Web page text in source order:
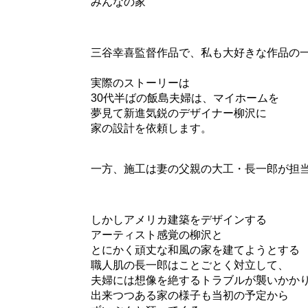
三谷幸喜監督作品で、私も大好きな作品の一
実際のストーリーは
30代半ばの飯島夫婦は、マイホームを
夢見て新進気鋭のデザイナー柳沢に
家の設計を依頼します。
一方、施工は妻の父親の大工・長一郎が担
しかしアメリカ建築をデザインする
アーティスト感覚の柳沢と
とにかく頑丈な和風の家を建てようとする
職人肌の長一郎はことごとく対立して、
夫婦には想像を絶するトラブルが襲いかかり
出来つつある家の様子も当初の予定から